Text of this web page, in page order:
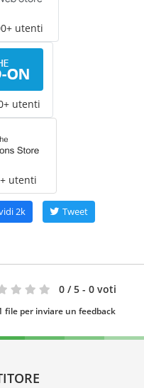
utenti
utenti
utenti
2k Tweet
0 / 5 - 0 voti
file per inviare un feedback